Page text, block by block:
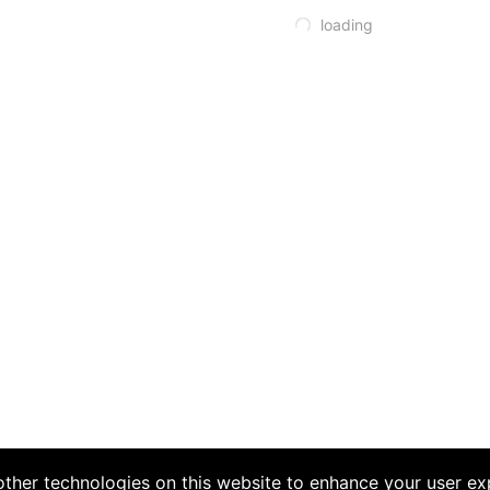
technologies on this website to enhance your user
loading